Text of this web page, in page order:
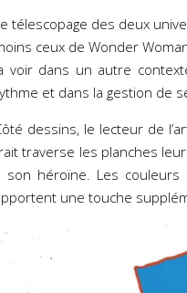
télescopage des deux
ceux de Wonder
voir dans un autre
et dans la gestion de
dessins, le lecteur de
traverse les planches
son héroïne. Les couleurs
une touche